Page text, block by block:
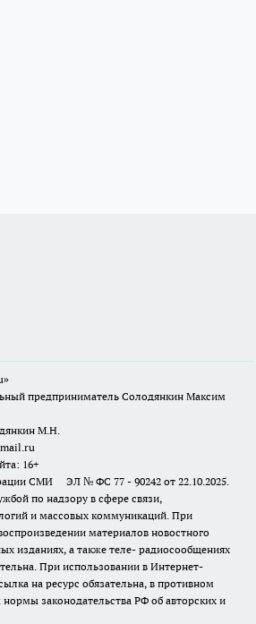
предприниматель Солодянкин Максим
М.Н.
16+
СМИ ЭЛ № ФС 77 - 90242 от 22.10.2025.
по надзору в сфере связи,
и массовых коммуникаций. При
материалов новостного
изданиях, а также теле- радиосообщениях
При использовании в Интернет-
на ресурс обязательна, в противном
законодательства РФ об авторских и